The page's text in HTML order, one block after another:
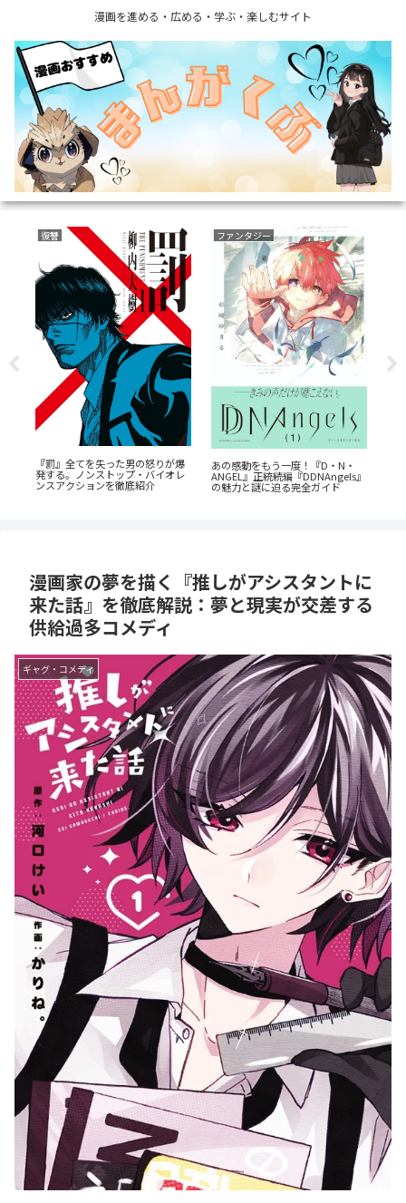
漫画を進める・広める・学ぶ・楽しむサイト
復讐
『罰』全てを失った男の怒りが爆
発する。ノンストップ・バイオレ
ンスアクションを徹底紹介
ファンタジー
あの感動をもう一度！『D・N・
ANGEL』正統続編『DDNAngels』
の魅力と謎に迫る完全ガイド
漫画家の夢を描く『推しがアシスタントに
来た話』を徹底解説：夢と現実が交差する
供給過多コメディ
ギャグ・コメディ